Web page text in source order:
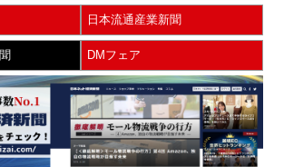
日本流通産業新聞
DMフェア